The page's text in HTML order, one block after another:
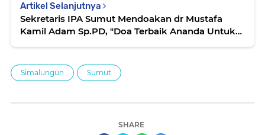
Artikel Selanjutnya
Sekretaris IPA Sumut Mendoakan dr Mustafa
Kamil Adam Sp.PD, "Doa Terbaik Ananda Untuk
Simalungun Sumut
SHARE